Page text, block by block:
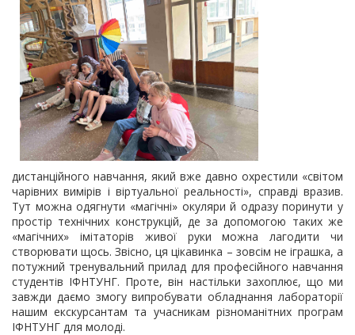
дистанційного навчання, який вже давно охрестили «світом
чарівних вимірів і віртуальної реальності», справді вразив.
Тут можна одягнути «магічні» окуляри й одразу поринути у
простір технічних конструкцій, де за допомогою таких же
«магічних» імітаторів живої руки можна лагодити чи
створювати щось. Звісно, ця цікавинка – зовсім не іграшка, а
потужний тренувальний прилад для професійного навчання
студентів ІФНТУНГ. Проте, він настільки захоплює, що ми
завжди даємо змогу випробувати обладнання лабораторії
нашим екскурсантам та учасникам різноманітних програм
ІФНТУНГ для молоді.